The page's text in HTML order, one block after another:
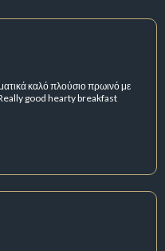
καλό πλούσιο πρωινό με
good hearty breakfast